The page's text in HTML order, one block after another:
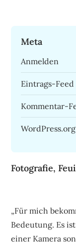
Meta
Anmelden
Eintrags-Feed
Kommentar-
WordPress.org
Fotografie,
„Für mich
Bedeutung. Es
einer Kamera